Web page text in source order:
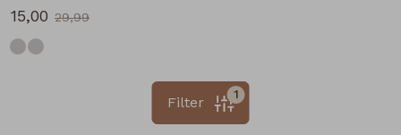
15,00 29,99
1
Filter